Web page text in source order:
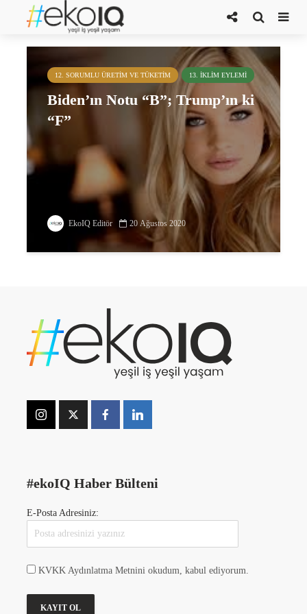
Karne
12. SORUMLU ÜRETIM VE TÜKETIM 13. İKLIM EYLEMI
Biden’ın Notu “B”; Trump’ın ki
“F”
EkoIQ Editör 20 Ağustos 2020
#ekoIQ Haber Bülteni
E-Posta Adresiniz:
KVKK Aydınlatma Metnini okudum, kabul ediyorum.